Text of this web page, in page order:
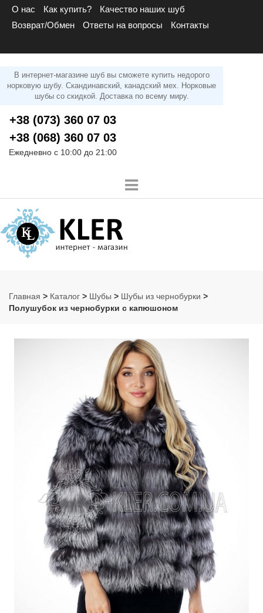
О нас Как купить?
Качество наших шуб
Возврат/Обмен
Ответы на вопросы Контакты
В интернет-магазине шуб вы сможете купить недорого
норковую шубу. Скандинавский, канадский мех. Норковые
шубы со скидкой. Доставка по всему миру.
+38 (073) 360 07 03
+38 (068) 360 07 03
Ежедневно с 10:00 до 21:00
Главная > Каталог > Шубы > Шубы из чернобурки >
Полушубок из чернобурки с капюшоном